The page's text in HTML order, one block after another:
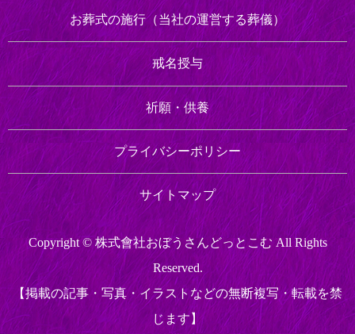
お葬式の施行（当社の運営する葬儀）
戒名授与
祈願・供養
プライバシーポリシー
サイトマップ
Copyright © 株式會社おぼうさんどっとこむ All Rights
Reserved.
【掲載の記事・写真・イラストなどの無断複写・転載を禁
じます】